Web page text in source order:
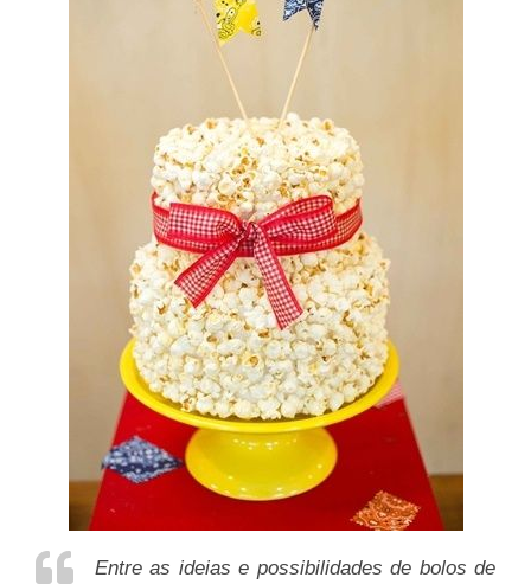
Entre as ideias e possibilidades de bolos de